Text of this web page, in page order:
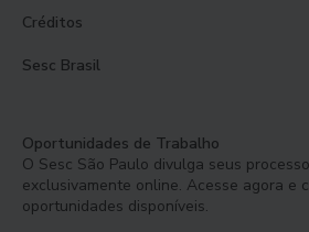
Créditos
Sesc Brasil
Oportunidades de Trabalho
O Sesc São Paulo divulga seus
exclusivamente online. Acesse agora e
oportunidades disponíveis.